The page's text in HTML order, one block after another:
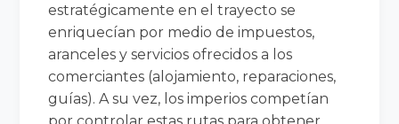
estratégicamente en el trayecto se
enriquecían por medio de impuestos,
aranceles y servicios ofrecidos a los
comerciantes (alojamiento, reparaciones,
guías). A su vez, los imperios competían